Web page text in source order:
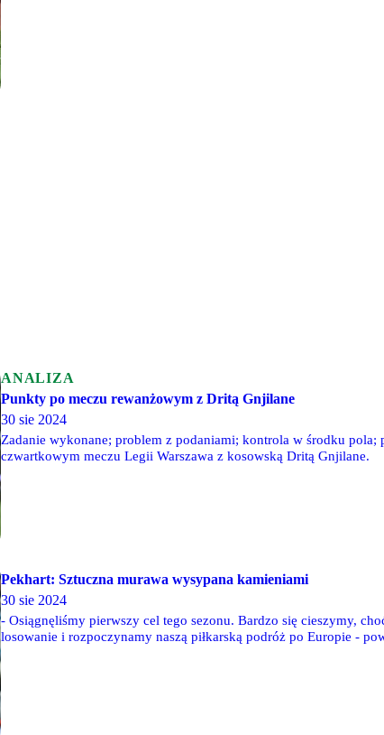
ANALIZA
Punkty po meczu rewanżowym z Dritą Gnjilane
30 sie 2024
Zadanie wykonane; problem z podaniami; kontrola w środku
czwartkowym meczu Legii Warszawa z kosowską Dritą Gnjilane.
Pekhart: Sztuczna murawa wysypana kamieniami
30 sie 2024
- Osiągnęliśmy pierwszy cel tego sezonu. Bardzo się cieszymy,
losowanie i rozpoczynamy naszą piłkarską podróż po Europie -